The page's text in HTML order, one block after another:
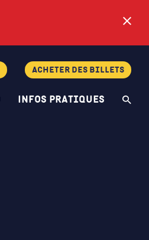
Infos pratiques
Acheter des billets